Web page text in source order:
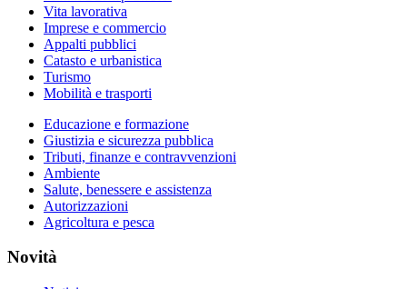
Vita lavorativa
Imprese e commercio
Appalti pubblici
Catasto e urbanistica
Turismo
Mobilità e trasporti
Educazione e formazione
Giustizia e sicurezza pubblica
Tributi, finanze e contravvenzioni
Ambiente
Salute, benessere e assistenza
Autorizzazioni
Agricoltura e pesca
Novità